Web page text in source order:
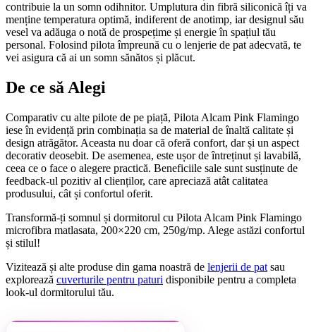
contribuie la un somn odihnitor. Umplutura din fibră siliconică îți va
menține temperatura optimă, indiferent de anotimp, iar designul său
vesel va adăuga o notă de prospețime și energie în spațiul tău
personal. Folosind pilota împreună cu o lenjerie de pat adecvată, te
vei asigura că ai un somn sănătos și plăcut.
De ce să Alegi
Comparativ cu alte pilote de pe piață, Pilota Alcam Pink Flamingo
iese în evidență prin combinația sa de material de înaltă calitate și
design atrăgător. Aceasta nu doar că oferă confort, dar și un aspect
decorativ deosebit. De asemenea, este ușor de întreținut și lavabilă,
ceea ce o face o alegere practică. Beneficiile sale sunt susținute de
feedback-ul pozitiv al clienților, care apreciază atât calitatea
produsului, cât și confortul oferit.
Transformă-ți somnul și dormitorul cu Pilota Alcam Pink Flamingo
microfibra matlasata, 200×220 cm, 250g/mp. Alege astăzi confortul
și stilul!
Vizitează și alte produse din gama noastră de lenjerii de pat sau
explorează cuverturile pentru paturi disponibile pentru a completa
look-ul dormitorului tău.